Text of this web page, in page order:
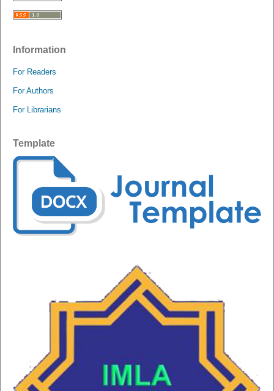
Information
For Readers
For Authors
For Librarians
Template